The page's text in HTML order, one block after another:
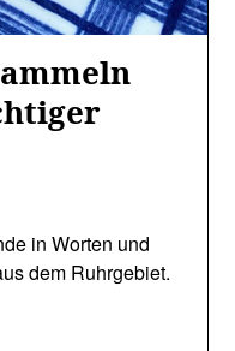
in Worten und
dem Ruhrgebiet.